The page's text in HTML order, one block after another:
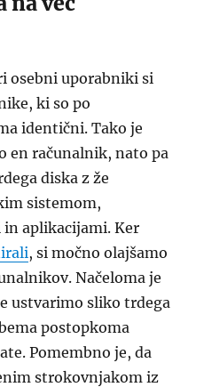
osebni uporabniki si
ki so po
identični. Tako je
en računalnik, nato pa
diska z že
sistemom,
aplikacijami. Ker
, si močno olajšamo
Načeloma je
ustvarimo sliko trdega
postopkoma
Pomembno je, da
strokovnjakom iz